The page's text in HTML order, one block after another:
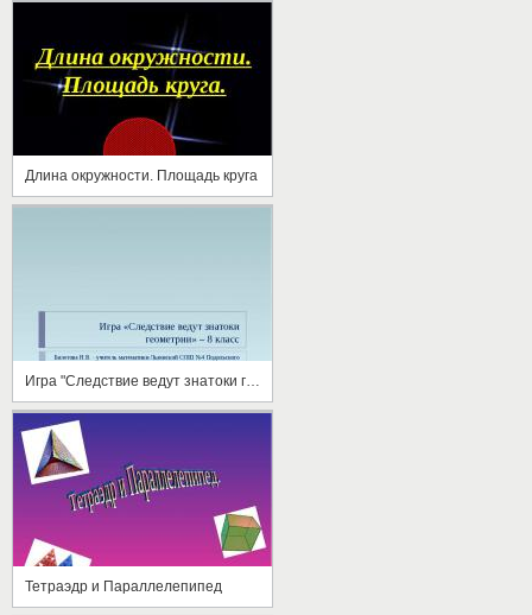
Длина окружности. Площадь круга
Тетраэдр и Параллелепипед